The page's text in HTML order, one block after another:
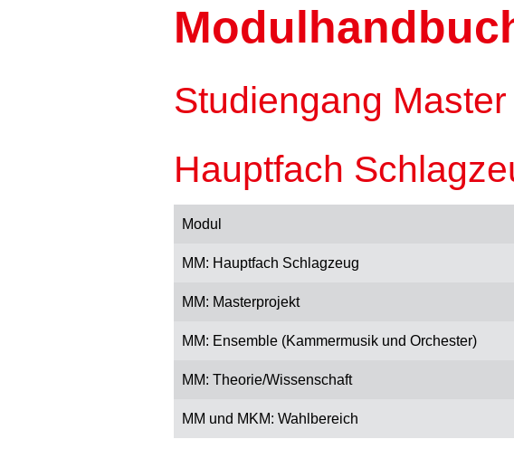
Studiengang
Hauptfach
Modul
MM: Hauptfach Schlagzeug
MM: Masterprojekt
MM: Ensemble (Kammermusik und Orchester)
MM: Theorie/Wissenschaft
MM und MKM: Wahlbereich